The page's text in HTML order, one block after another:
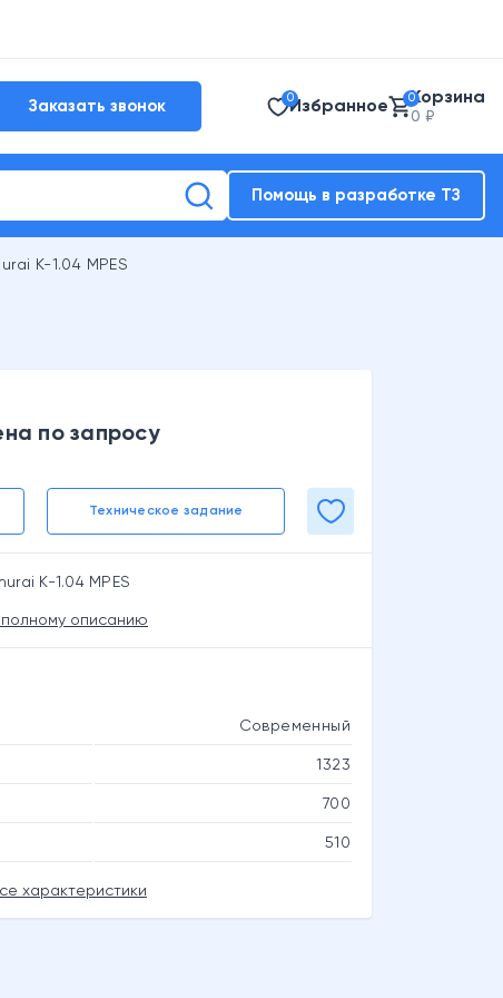
Заказать звонок
0Избранное 0Корзина
0 ₽
Помощь в разработке ТЗ
K-1.04 MPES
по запросу
Техническое задание
K-1.04 MPES
полному описанию
Современный
1323
700
510
характеристики